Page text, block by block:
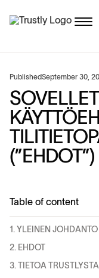
PublishedSeptember 30,
(”EHDOT”)
Table of content
1. YLEINEN JOHDANTO
2. EHDOT
3. TIETOA TRUSTLYSTA